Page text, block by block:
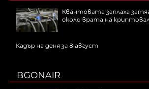
Квантовата заплаха
около врата на
Кадър на деня за 8 август
BGONAIR